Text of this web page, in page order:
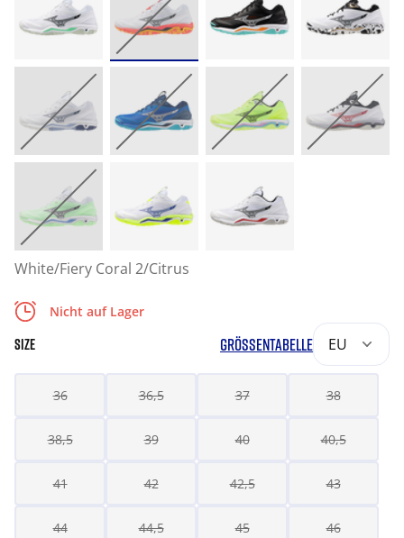
White/Fiery Coral 2/Citrus
Nicht auf Lager
SIZE GRÖSSENTABELLE EU
36 36,5 37 38
38,5 39 40 40,5
41 42 42,5 43
44 44,5 45 46